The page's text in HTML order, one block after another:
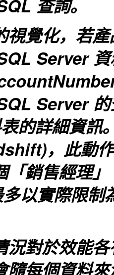
查詢。
視覺化，若
Server
Server
的詳細資訊
，此動
銷售經理」
以實際限制
況對於效能
隨每個資料